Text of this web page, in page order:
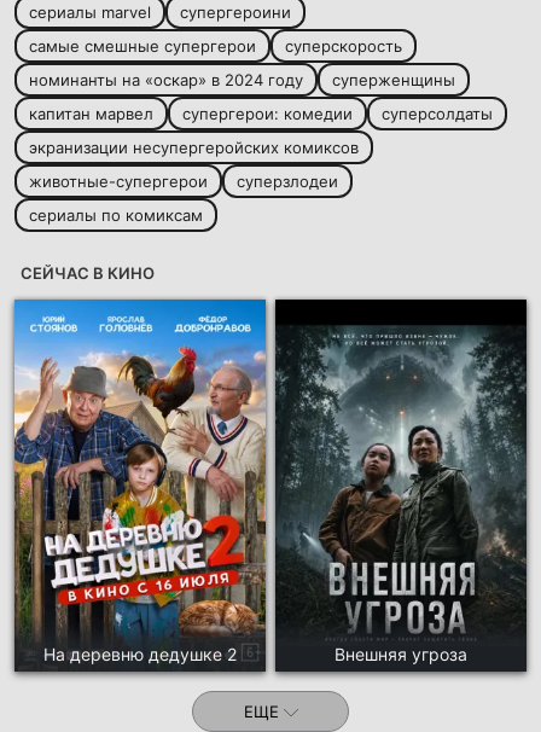
сериалы marvel
супергероини
самые смешные супергерои
суперскорость
номинанты на «оскар» в 2024 году
суперженщины
капитан марвел
супергерои: комедии
суперсолдаты
экранизации несупергеройских комиксов
животные-супергерои
суперзлодеи
сериалы по комиксам
СЕЙЧАС В КИНО
На деревню дедушке 2 Внешняя угроза
ЕЩЕ